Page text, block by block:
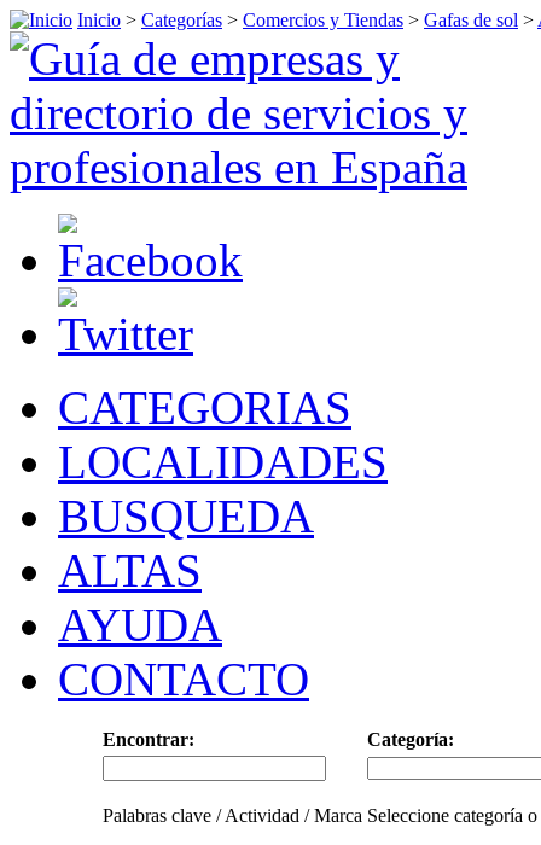
Inicio > Categorías > Comercios y Tiendas > Gafas de sol >
CATEGORIAS
LOCALIDADES
BUSQUEDA
ALTAS
AYUDA
CONTACTO
Encontrar: Categoría:
Palabras clave / Actividad / Marca Seleccione categoría